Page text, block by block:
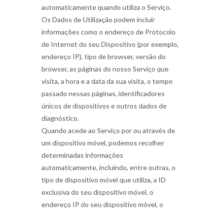
automaticamente quando utiliza o Serviço.
Os Dados de Utilização podem incluir
informações como o endereço de Protocolo
de Internet do seu Dispositivo (por exemplo,
endereço IP), tipo de browser, versão do
browser, as páginas do nosso Serviço que
visita, a hora e a data da sua visita, o tempo
passado nessas páginas, identificadores
únicos de dispositivos e outros dados de
diagnóstico.
Quando acede ao Serviço por ou através de
um dispositivo móvel, podemos recolher
determinadas informações
automaticamente, incluindo, entre outras, o
tipo de dispositivo móvel que utiliza, a ID
exclusiva do seu dispositivo móvel, o
endereço IP do seu dispositivo móvel, o